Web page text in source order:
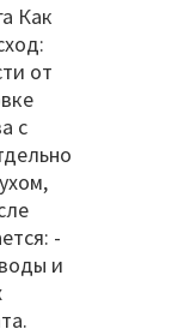
Как
от
с
-
и